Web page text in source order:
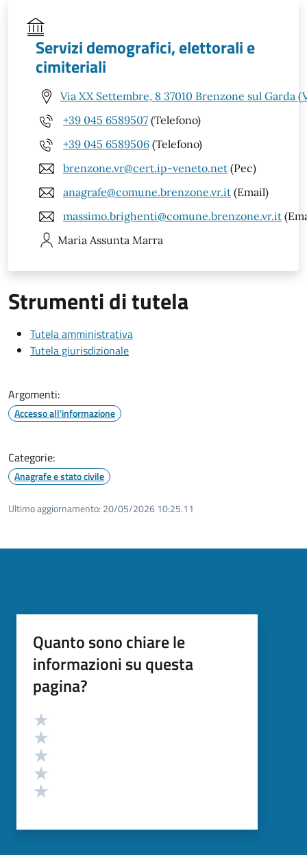
Servizi demografici, elettorali e
cimiteriali
Via XX Settembre, 8 37010 Brenzone sul Garda
+39 045 6589507 (Telefono)
+39 045 6589506 (Telefono)
brenzone.vr@cert.ip-veneto.net (Pec)
anagrafe@comune.brenzone.vr.it (Email)
massimo.brighenti@comune.brenzone.vr.it
Maria Assunta Marra
Strumenti di tutela
Tutela amministrativa
Tutela giurisdizionale
Argomenti:
Accesso all'informazione
Categorie:
Anagrafe e stato civile
Ultimo aggiornamento: 20/05/2026 10:25.11
Quanto sono chiare le
informazioni su questa
pagina?
Valutazione